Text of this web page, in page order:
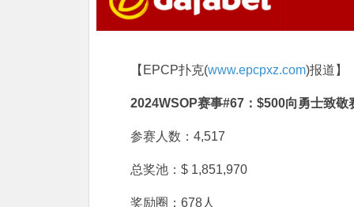
【EPCP扑克(www.epcpxz.com)报道】
2024WSOP赛事#67：$500向勇士致敬
参赛人数：4,517
总奖池：$ 1,851,970
奖励圈：678人